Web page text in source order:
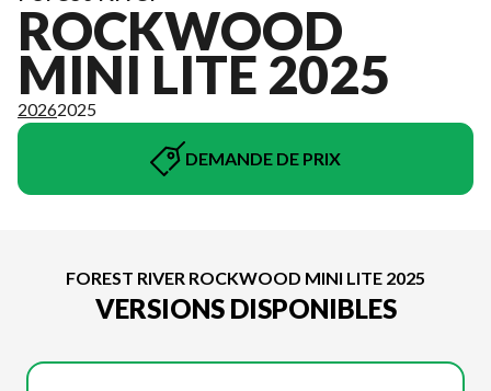
ROCKWOOD
MINI LITE 2025
20262025
DEMANDE DE PRIX
FOREST RIVER ROCKWOOD MINI LITE 2025
VERSIONS DISPONIBLES